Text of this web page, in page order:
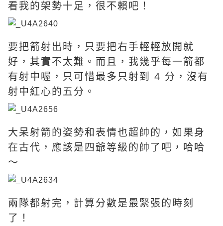
看我的架勢十足，很不賴吧！
要把箭射出時，只要把右手輕輕放開就
好，其實不太難。而且，我幾乎每一箭都
有射中喔，只可惜最多只射到 4 分，沒有
射中紅心的五分。
大呆射箭的姿勢和表情也超帥的，如果身
在古代，應該是四爺等級的帥了吧，哈哈
～
兩隊都射完，計算分數是最緊張的時刻
了！